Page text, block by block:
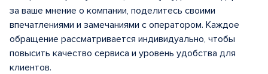
за ваше мнение о компании, поделитесь своими
впечатлениями и замечаниями с оператором. Каждое
обращение рассматривается индивидуально, чтобы
повысить качество сервиса и уровень удобства для
клиентов.